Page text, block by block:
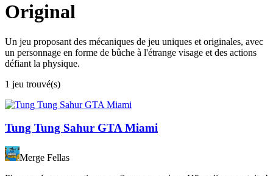
Original
Un jeu proposant des mécaniques de jeu uniques et originales, avec
un personnage en forme de bûche à l'étrange visage et des actions
défiant la physique.
1 jeu trouvé(s)
Tung Tung Sahur GTA Miami
Merge Fellas